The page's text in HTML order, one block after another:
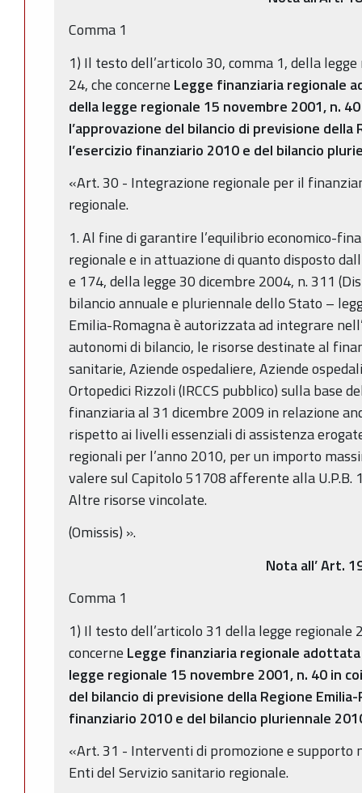
Comma 1
1) Il testo dell’articolo 30, comma 1, della
24, che concerne Legge finanziaria regionale
della legge regionale 15 novembre 2001, n.
l’approvazione del bilancio di previsione della
l’esercizio finanziario 2010 e del bilancio
«Art. 30 - Integrazione regionale per il
regionale.
1. Al fine di garantire l’equilibrio economico-
regionale e in attuazione di quanto disposto
e 174, della legge 30 dicembre 2004, n. 311
bilancio annuale e pluriennale dello Stato –
Emilia-Romagna è autorizzata ad integrare
autonomi di bilancio, le risorse destinate al
sanitarie, Aziende ospedaliere, Aziende
Ortopedici Rizzoli (IRCCS pubblico) sulla base
finanziaria al 31 dicembre 2009 in relazione
rispetto ai livelli essenziali di assistenza
regionali per l’anno 2010, per un importo
valere sul Capitolo 51708 afferente alla U.P.B.
Altre risorse vincolate.
(Omissis) ».
Nota all’ Art.
Comma 1
1) Il testo dell’articolo 31 della legge regionale
concerne Legge finanziaria regionale
legge regionale 15 novembre 2001, n. 40 in
del bilancio di previsione della Regione
finanziario 2010 e del bilancio pluriennale
«Art. 31 - Interventi di promozione e supporto
Enti del Servizio sanitario regionale.